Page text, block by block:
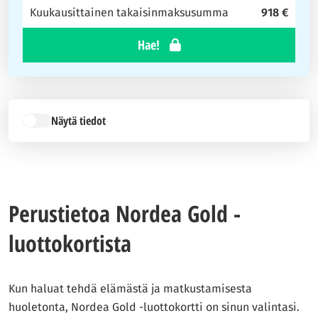
Kuukausittainen takaisinmaksusumma 918 €
Hae!
Näytä tiedot
Perustietoa Nordea Gold -
luottokortista
Kun haluat tehdä elämästä ja matkustamisesta
huoletonta, Nordea Gold -luottokortti on sinun valintasi.